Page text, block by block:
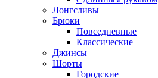
Лонгсливы
Брюки
Повседневные
Классические
Джинсы
Шорты
Городские